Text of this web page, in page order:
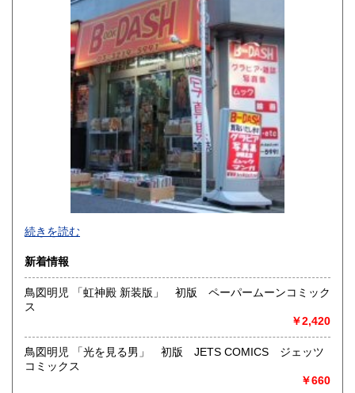
600円 長崎県
600円 大分県
600円 鹿児島県
600円
新旧女優・アイドルのグラビア、なつかしの本
映画・特撮、ゲーム・アニメ古漫画などの趣味本は当店にお
お取り扱いは、趣味のものすべてにわたります。
グラビアアイドル雑誌(キャンディーズなどの昔の女優・アイ
ドルも歓迎)
古マンガ・アニメロマンアルバム系、イラスト集、
美少女ゲーム、プレミアゲーム、攻略本・設定資料集
映画パンフレット、プレミアトイ、音楽
続きを読む
新着情報
鳥図明児 「虹神殿 新装版」 初版 ペーパームーンコミック
ス
￥2,420
鳥図明児 「光を見る男」 初版 JETS COMICS ジェッツ
コミックス
￥660